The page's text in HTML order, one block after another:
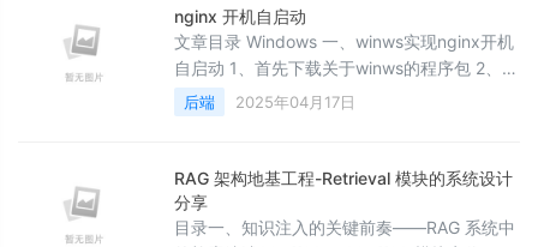
[2435024119&#64;qq.com] &#x1f4f1;个人
微信&#xff1a;15279484656 &#x1f310
nginx 开机自启动
文章目录 Windows 一、winws实现nginx开机
自启动 1、首先下载关于winws的程序包 2、将
下载后的Winws文件放置nginx文件夹中
&#xff0c;并将winws.exe文件修改文件名为
建一个ngingx-service.xml文件&#xff0c;内容
为: 4、cmd(管理员身份)进入nginx
后端 2025年04月17日
RAG 架构地基工程-Retrieval 模块的系统设计
分享
目录一、知识注入的关键前奏——RAG 系统中